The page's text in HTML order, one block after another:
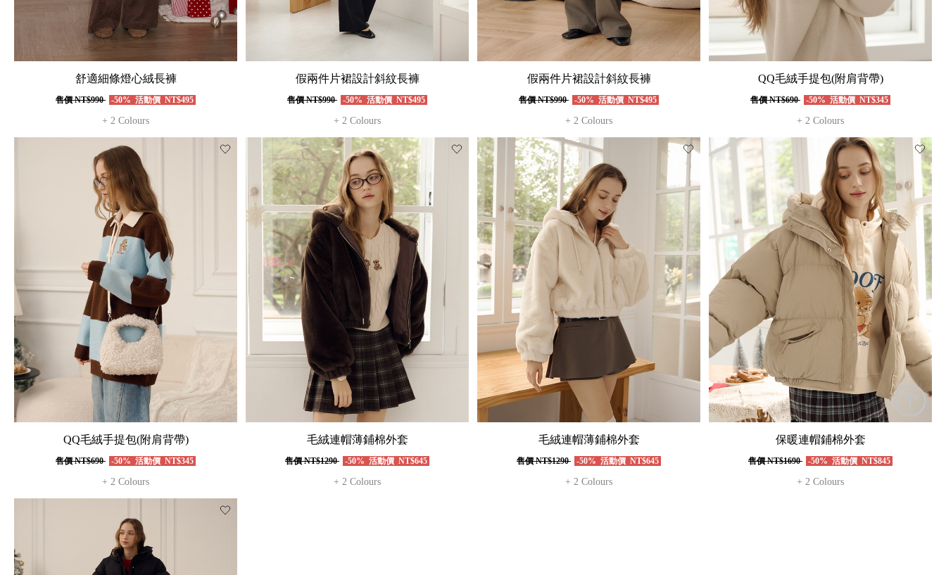
舒適細條燈心絨長褲
售價NT$990 -50% 活動價 NT$495
+ 2 Colours
假兩件片裙設計斜紋長褲
售價NT$990 -50% 活動價 NT$495
+ 2 Colours
假兩件片裙設計斜紋長褲
售價NT$990 -50% 活動價 NT$495
+ 2 Colours
QQ毛絨手提包(附肩背帶)
售價NT$690 -50% 活動價 NT$345
+ 2 Colours
QQ毛絨手提包(附肩背帶)
售價NT$690 -50% 活動價 NT$345
+ 2 Colours
毛絨連帽薄鋪棉外套
售價NT$1290 -50% 活動價 NT$645
+ 2 Colours
毛絨連帽薄鋪棉外套
售價NT$1290 -50% 活動價 NT$645
+ 2 Colours
保暖連帽鋪棉外套
售價NT$1690 -50% 活動價 NT$845
+ 2 Colours